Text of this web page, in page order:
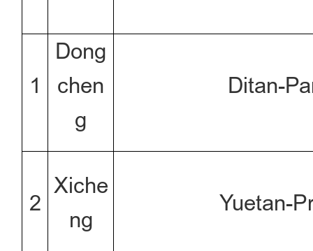
1
Dong
chen
g
Ditan-
2
Xiche
ng
Yuetan-